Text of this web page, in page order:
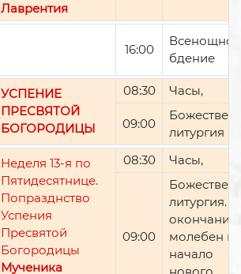
Лаврентия
16:00
Всенощное
бдение
УСПЕНИЕ
ПРЕСВЯТОЙ
БОГОРОДИЦЫ
08:30 Часы,
09:00
литургия
Неделя 13-я по
Пятидесятнице.
Попразднство
Успения
Пресвятой
Богородицы
Мученика
08:30 Часы,
09:00
литургия.
окончании
молебен
начало